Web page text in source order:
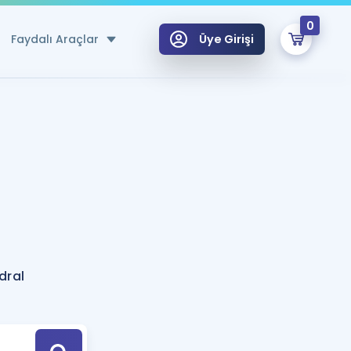
Faydalı Araçlar
Hesaplama Aracı
için Öneriler
Tek Takvimde
Üye Girişi
0
Hoca ile seni sınava hazırlayacak onlarca eğitim seni bekliyor!